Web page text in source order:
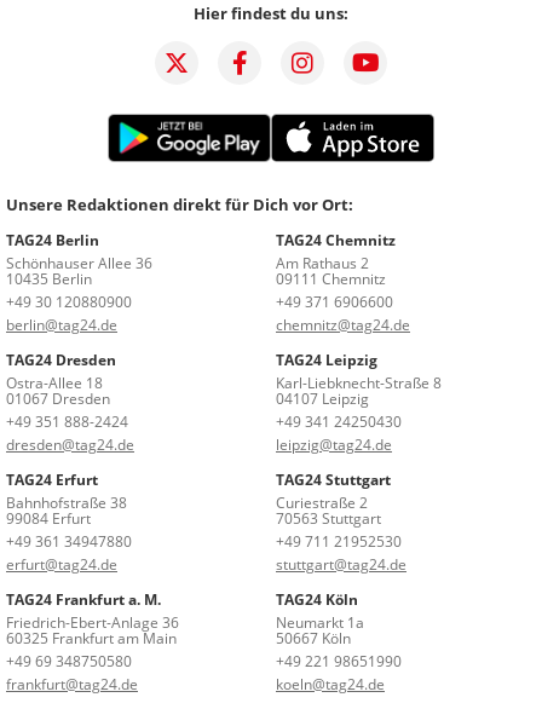
Hier findest du uns:
Unsere Redaktionen direkt für Dich vor Ort:
TAG24 Berlin
Schönhauser Allee 36
10435 Berlin
+49 30 120880900
berlin@tag24.de
TAG24 Chemnitz
Am Rathaus 2
09111 Chemnitz
+49 371 6906600
chemnitz@tag24.de
TAG24 Dresden
Ostra-Allee 18
01067 Dresden
+49 351 888-2424
dresden@tag24.de
TAG24 Leipzig
Karl-Liebknecht-Straße 8
04107 Leipzig
+49 341 24250430
leipzig@tag24.de
TAG24 Erfurt
Bahnhofstraße 38
99084 Erfurt
+49 361 34947880
erfurt@tag24.de
TAG24 Stuttgart
Curiestraße 2
70563 Stuttgart
+49 711 21952530
stuttgart@tag24.de
TAG24 Frankfurt a. M.
Friedrich-Ebert-Anlage 36
60325 Frankfurt am Main
+49 69 348750580
frankfurt@tag24.de
TAG24 Köln
Neumarkt 1a
50667 Köln
+49 221 98651990
koeln@tag24.de